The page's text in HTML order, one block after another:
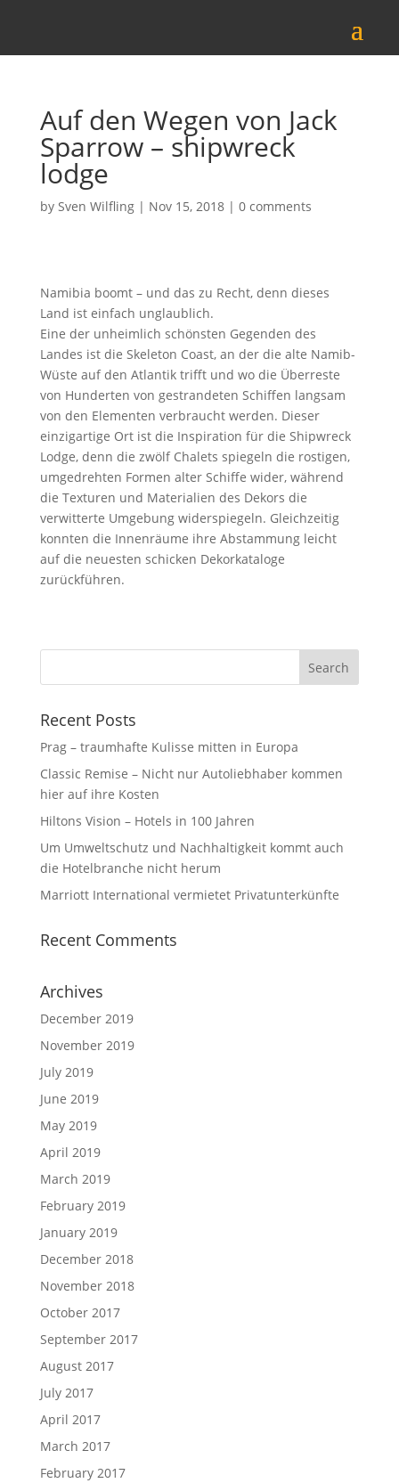
Auf den Wegen von Jack
Sparrow – shipwreck
lodge
by Sven Wilfling| Nov 15, 2018| 0 comments
Namibia boomt – und das zu Recht, denn dieses
Land ist einfach unglaublich.
Eine der unheimlich schönsten Gegenden des
Landes ist die Skeleton Coast, an der die alte Namib-
Wüste auf den Atlantik trifft und wo die Überreste
von Hunderten von gestrandeten Schiffen langsam
von den Elementen verbraucht werden. Dieser
einzigartige Ort ist die Inspiration für die Shipwreck
Lodge, denn die zwölf Chalets spiegeln die rostigen,
umgedrehten Formen alter Schiffe wider, während
die Texturen und Materialien des Dekors die
verwitterte Umgebung widerspiegeln. Gleichzeitig
konnten die Innenräume ihre Abstammung leicht
auf die neuesten schicken Dekorkataloge
zurückführen.
Recent Posts
Prag – traumhafte Kulisse mitten in Europa
Classic Remise – Nicht nur Autoliebhaber kommen
hier auf ihre Kosten
Hiltons Vision – Hotels in 100 Jahren
Um Umweltschutz und Nachhaltigkeit kommt auch
die Hotelbranche nicht herum⁩
Marriott International vermietet Privatunterkünfte
Recent Comments
Archives
December 2019
November 2019
July 2019
June 2019
May 2019
April 2019
March 2019
February 2019
January 2019
December 2018
November 2018
October 2017
September 2017
August 2017
July 2017
April 2017
March 2017
February 2017